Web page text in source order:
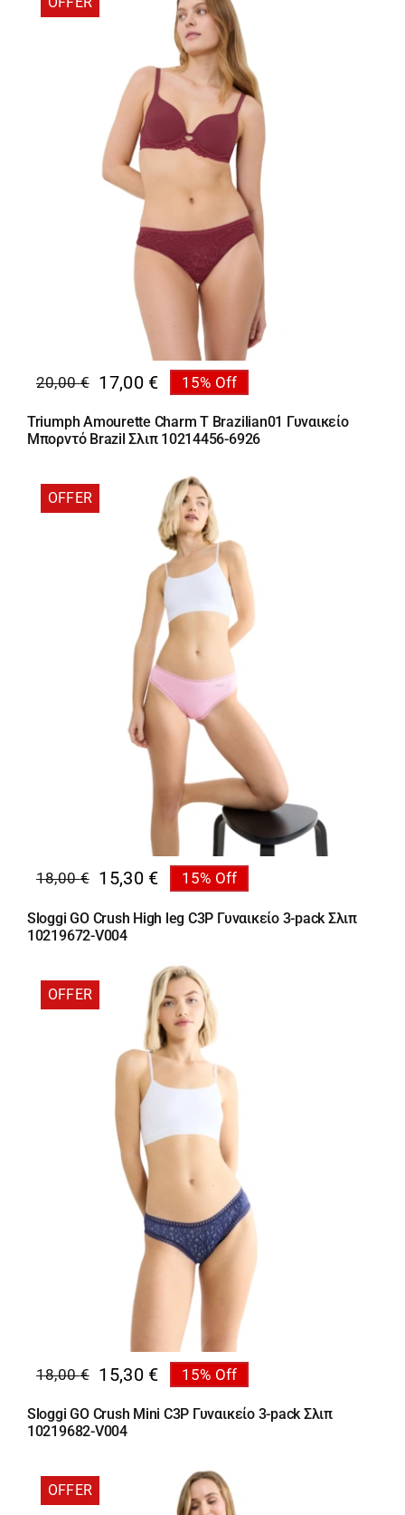
20,00€
Original
price
was:
17,00 €
Η
τρέχουσα
τιμή
17,00 €.
15% Off
Triumph Amourette Charm T Brazilian01 Γυναικείο
Μπορντό Brazil Σλιπ 10214456-6926
OFFER
18,00€
Original
price
was:
15,30 €
Η
τρέχουσα
τιμή
15,30 €.
15% Off
Sloggi GO Crush High leg C3P Γυναικείο 3-pack Σλιπ
10219672-V004
OFFER
18,00€
Original
price
was:
15,30 €
Η
τρέχουσα
τιμή
15,30 €.
15% Off
Sloggi GO Crush Mini C3P Γυναικείο 3-pack Σλιπ
10219682-V004
OFFER